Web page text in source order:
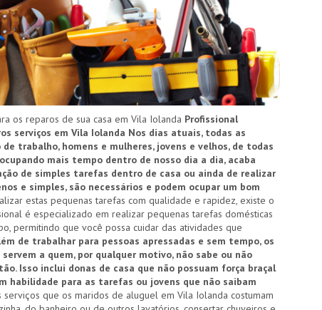
os reparos de sua casa em Vila Iolanda Profissional
serviços em Vila Iolanda Nos dias atuais, todas as
trabalho, homens e mulheres, jovens e velhos, de todas
mais tempo dentro de nosso dia a dia, acaba
de simples tarefas dentro de casa ou ainda de realizar
e simples, são necessários e podem ocupar um bom
estas pequenas tarefas com qualidade e rapidez, existe o
é especializado em realizar pequenas tarefas domésticas
permitindo que você possa cuidar das atividades que
de trabalhar para pessoas apressadas e sem tempo, os
a quem, por qualquer motivo, não sabe ou não
Isso inclui donas de casa que não possuam força braçal
habilidade para as tarefas ou jovens que não saibam
serviços que os maridos de aluguel em Vila Iolanda costumam